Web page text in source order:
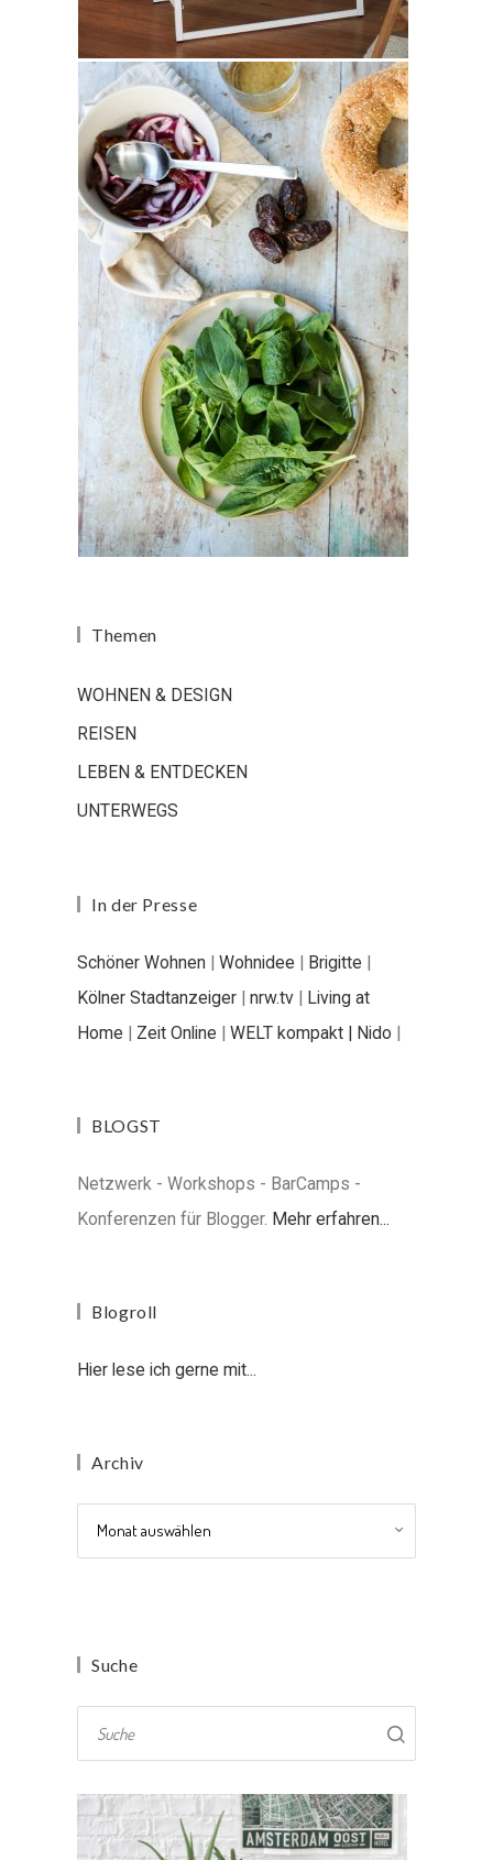
Themen
WOHNEN & DESIGN
REISEN
LEBEN & ENTDECKEN
UNTERWEGS
In der Presse
Schöner Wohnen | Wohnidee | Brigitte |
Kölner Stadtanzeiger | nrw.tv | Living at
Home | Zeit Online | WELT kompakt | Nido |
BLOGST
Netzwerk - Workshops - BarCamps -
Konferenzen für Blogger. Mehr erfahren...
Blogroll
Hier lese ich gerne mit...
Archiv
Suche